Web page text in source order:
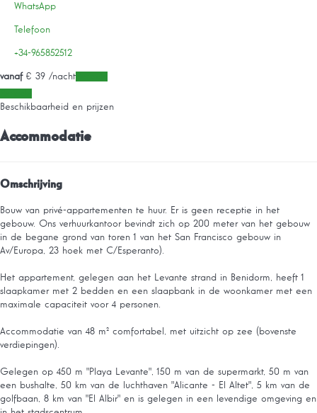
WhatsApp
Telefoon
+34-965852512
vanaf€ 39 /nacht
Beschikbaarheid en prijzen
Accommodatie
Omschrijving
Bouw van privé-appartementen te huur. Er is geen receptie in het
gebouw. Ons verhuurkantoor bevindt zich op 200 meter van het gebouw
in de begane grond van toren 1 van het San Francisco gebouw in
Av/Europa, 23 hoek met C/Esperanto).
Het appartement, gelegen aan het Levante strand in Benidorm, heeft 1
slaapkamer met 2 bedden en een slaapbank in de woonkamer met een
maximale capaciteit voor 4 personen.
Accommodatie van 48 m² comfortabel, met uitzicht op zee (bovenste
verdiepingen).
Gelegen op 450 m "Playa Levante", 150 m van de supermarkt, 50 m van
een bushalte, 50 km van de luchthaven "Alicante - El Altet", 5 km van de
golfbaan, 8 km van "El Albir" en is gelegen in een levendige omgeving en